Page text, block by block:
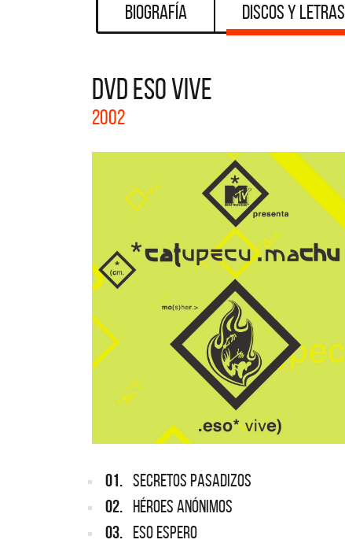
Biografía Discos y Letras
DVD ESO VIVE
2002
01. SECRETOS PASADIZOS
02. HÉROES ANÓNIMOS
03. ESO ESPERO